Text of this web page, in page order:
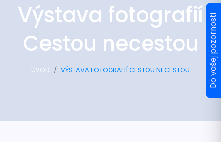
Výstava fotografií
Cestou necestou
ÚVOD VÝSTAVA FOTOGRAFIÍ CESTOU NECESTOU